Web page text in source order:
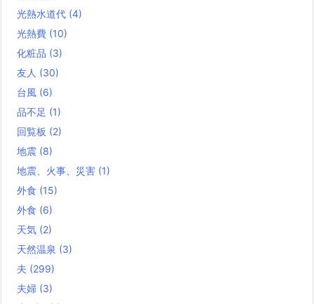
光熱水道代 (4)
光熱費 (10)
化粧品 (3)
友人 (30)
台風 (6)
品不足 (1)
回覧板 (2)
地震 (8)
地震、火事、災害 (1)
外食 (15)
外食 (6)
天気 (2)
天然温泉 (3)
夫 (299)
夫婦 (3)